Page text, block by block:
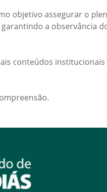
objetivo assegurar o
a observância
conteúdos